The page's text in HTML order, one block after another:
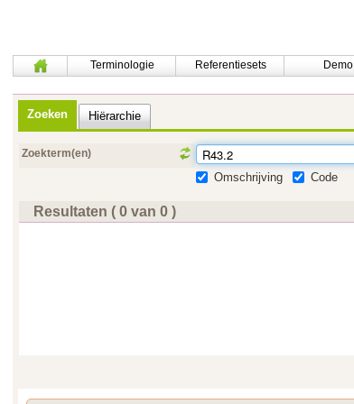
Terminologie Referentiesets Demo
Zoeken Hiërarchie
Zoekterm(en)
Omschrijving Code
Resultaten ( 0 van 0 )